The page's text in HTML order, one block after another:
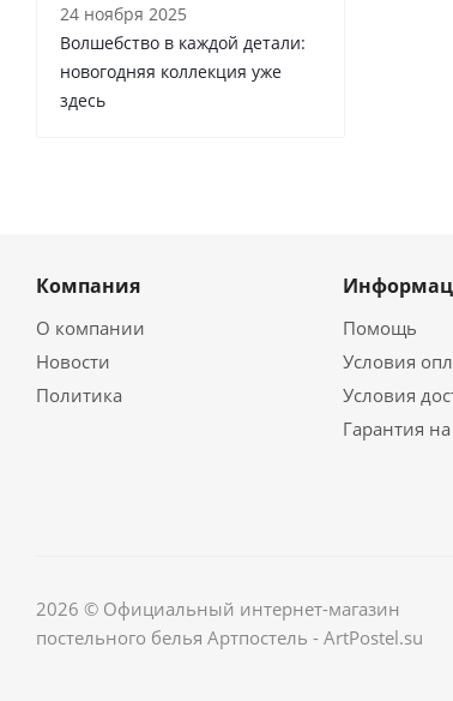
24 ноября 2025
Волшебство в каждой детали:
новогодняя коллекция уже
здесь
Компания
О компании
Новости
Политика
Помощь
Условия
Условия
Гарантия
2026 © Официальный интернет-магазин
постельного белья Артпостель - ArtPostel.su